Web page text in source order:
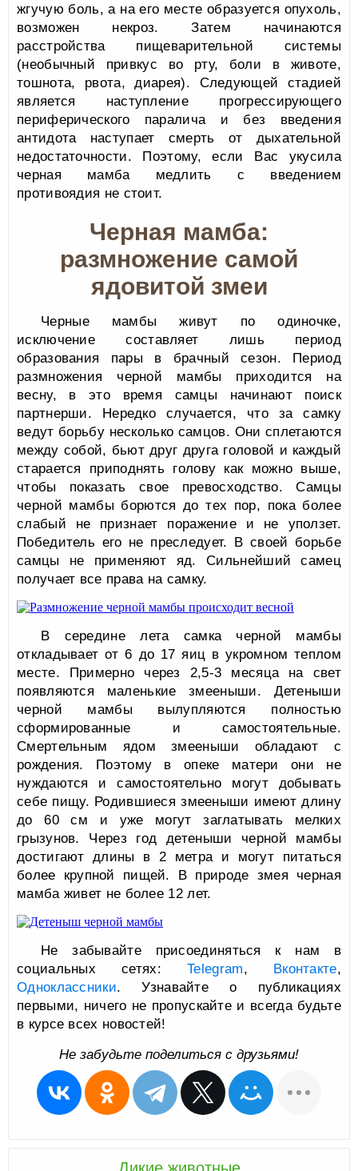
жгучую боль, а на его месте образуется опухоль,
возможен некроз. Затем начинаются
расстройства пищеварительной системы
(необычный привкус во рту, боли в животе,
тошнота, рвота, диарея). Следующей стадией
является наступление прогрессирующего
периферического паралича и без введения
антидота наступает смерть от дыхательной
недостаточности. Поэтому, если Вас укусила
черная мамба медлить с введением
противоядия не стоит.
Черная мамба:
размножение самой
ядовитой змеи
Черные мамбы живут по одиночке,
исключение составляет лишь период
образования пары в брачный сезон. Период
размножения черной мамбы приходится на
весну, в это время самцы начинают поиск
партнерши. Нередко случается, что за самку
ведут борьбу несколько самцов. Они сплетаются
между собой, бьют друг друга головой и каждый
старается приподнять голову как можно выше,
чтобы показать свое превосходство. Самцы
черной мамбы борются до тех пор, пока более
слабый не признает поражение и не уползет.
Победитель его не преследует. В своей борьбе
самцы не применяют яд. Сильнейший самец
получает все права на самку.
В середине лета самка черной мамбы
откладывает от 6 до 17 яиц в укромном теплом
месте. Примерно через 2,5-3 месяца на свет
появляются маленькие змееныши. Детеныши
черной мамбы вылупляются полностью
сформированные и самостоятельные.
Смертельным ядом змееныши обладают с
рождения. Поэтому в опеке матери они не
нуждаются и самостоятельно могут добывать
себе пищу. Родившиеся змееныши имеют длину
до 60 см и уже могут заглатывать мелких
грызунов. Через год детеныши черной мамбы
достигают длины в 2 метра и могут питаться
более крупной пищей. В природе змея черная
мамба живет не более 12 лет.
Не забывайте присоединяться к нам в
социальных сетях:Telegram, Вконтакте,
Одноклассники. Узнавайте о публикациях
первыми, ничего не пропускайте и всегда будьте
в курсе всех новостей!
Не забудьте поделиться с друзьями!